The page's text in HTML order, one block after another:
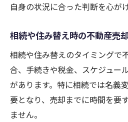
自身の状況に合った判断を心が
相続や住み替え時の不動産売
相続や住み替えのタイミングで
合、手続きや税金、スケジュー
があります。特に相続では名義
要となり、売却までに時間を要
ません。